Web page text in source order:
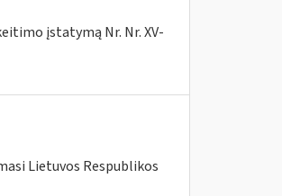
įstatymą Nr. Nr. XV-
Lietuvos Respublikos